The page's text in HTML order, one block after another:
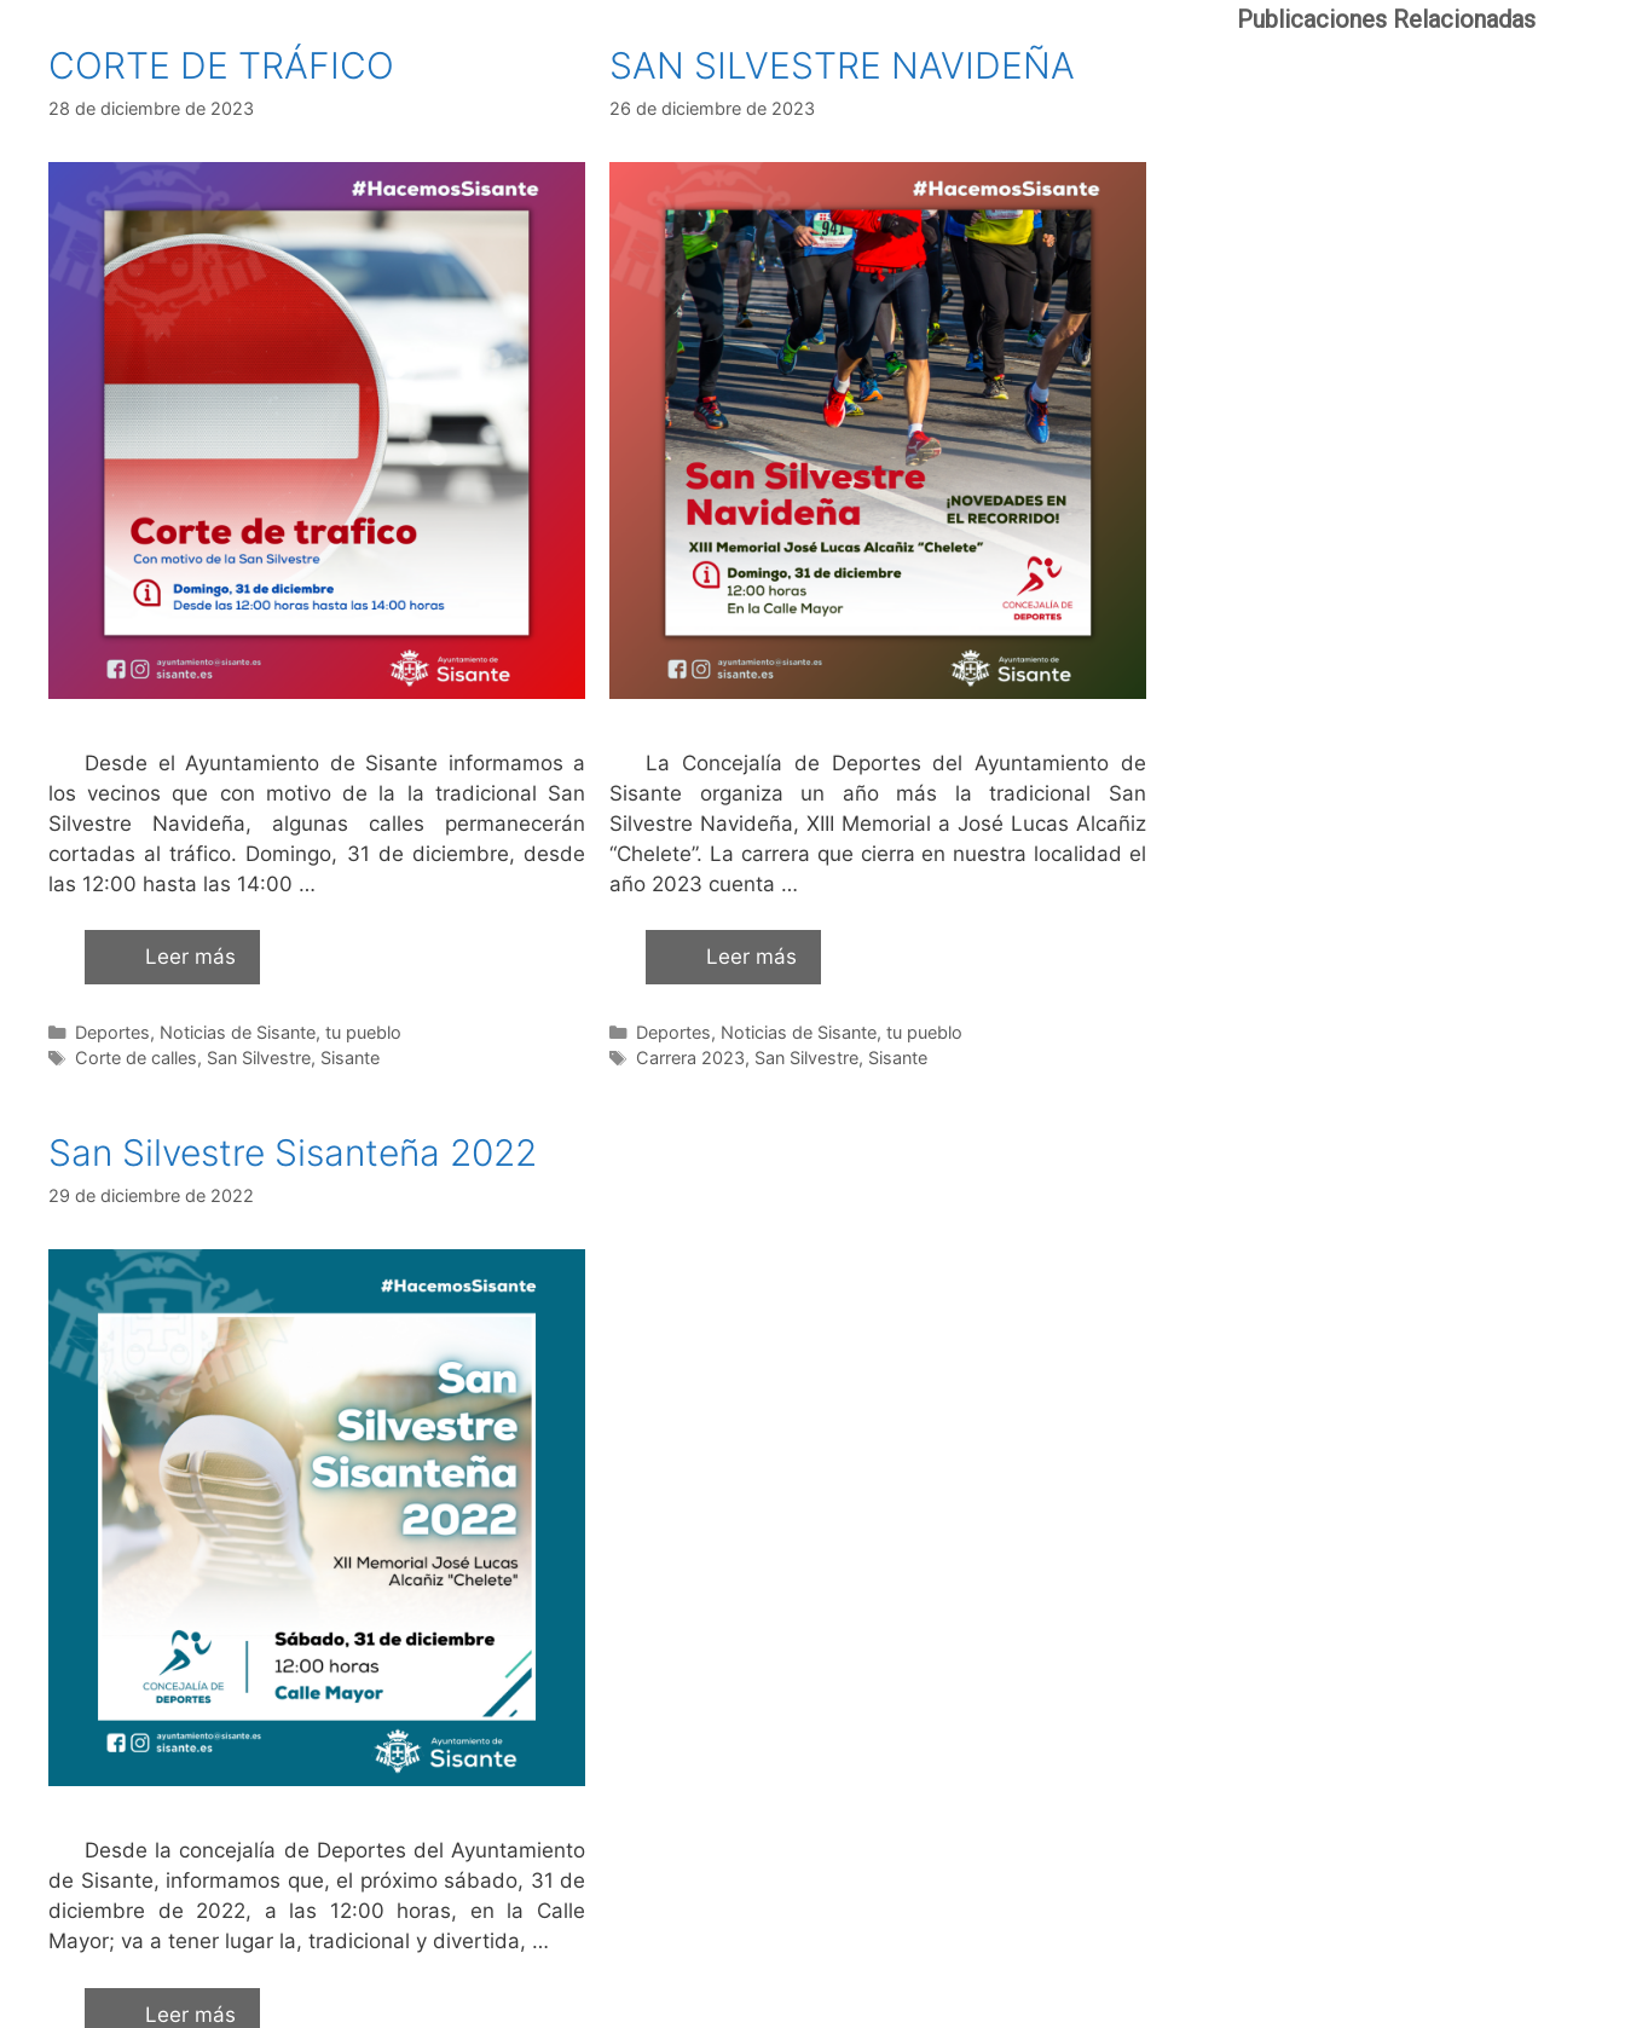
CORTE DE TRÁFICO
28 de diciembre de 2023
Desde el Ayuntamiento de Sisante informamos a
los vecinos que con motivo de la la tradicional San
Silvestre Navideña, algunas calles permanecerán
cortadas al tráfico. Domingo, 31 de diciembre, desde
las 12:00 hasta las 14:00 …
Leer más
Deportes, Noticias de Sisante, tu pueblo
Corte de calles, San Silvestre, Sisante
SAN SILVESTRE NAVIDEÑA
26 de diciembre de 2023
La Concejalía de Deportes del Ayuntamiento de
Sisante organiza un año más la tradicional San
Silvestre Navideña, XIII Memorial a José Lucas Alcañiz
“Chelete”. La carrera que cierra en nuestra localidad el
año 2023 cuenta …
Leer más
Deportes, Noticias de Sisante, tu pueblo
Carrera 2023, San Silvestre, Sisante
San Silvestre Sisanteña 2022
29 de diciembre de 2022
Desde la concejalía de Deportes del Ayuntamiento
de Sisante, informamos que, el próximo sábado, 31 de
diciembre de 2022, a las 12:00 horas, en la Calle
Mayor; va a tener lugar la, tradicional y divertida, …
Leer más
Publicaciones Relacionadas